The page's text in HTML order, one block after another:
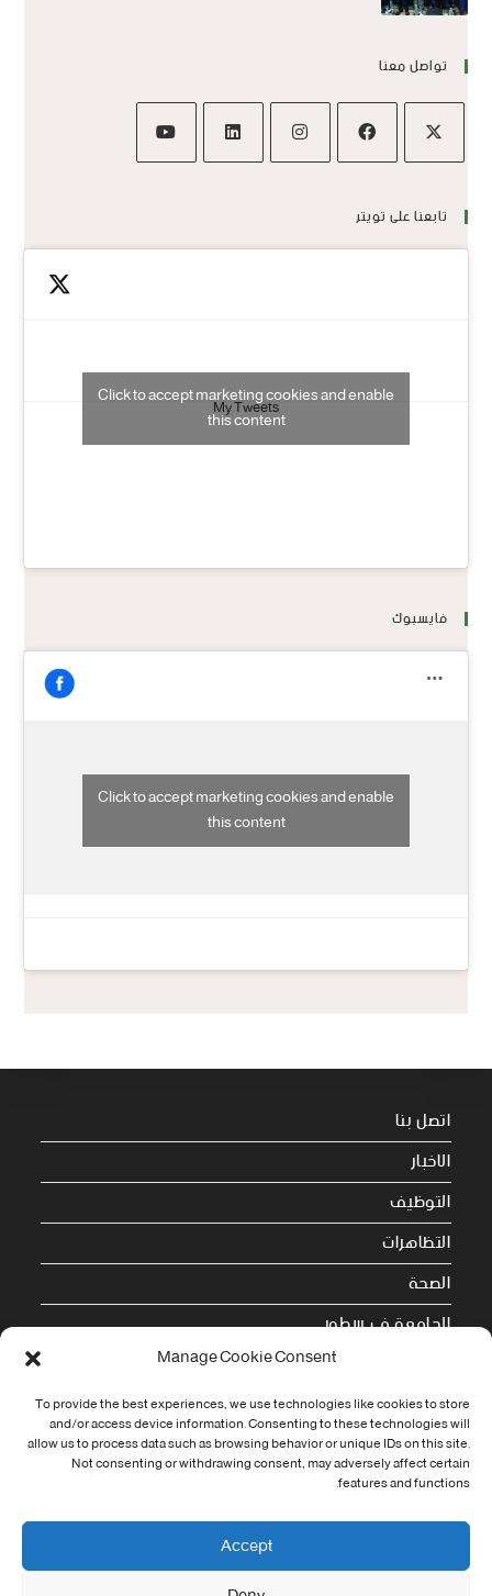
Manage Cookie Consent
To provide the best experiences, we use technologies like cookies to store
and/or access device information. Consenting to these technologies will
allow us to process data such as browsing behavior or unique IDs on this site.
Not consenting or withdrawing consent, may adversely affect certain
features and functions.
Accept
تواصل معنا
تابعنا على تويتر
My Tweets
Click to accept marketing cookies and enable
this content
فايسبوك
Click to accept marketing cookies and enable
this content
اتصل بنا
الاخبار
التوظيف
التظاهرات
الصحة
الجامعة في سطور
Cookie Policy (EU)
معلومات الاتصال
Address:
جامعة العربي التبسي طريق قسنطينة - تبسة